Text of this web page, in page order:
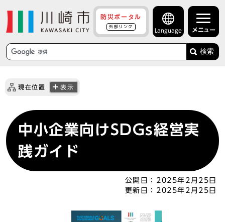
防災ポータル
外部リンク
Language メニュー
検索
現在位置 表示
中小企業向けSDGs経営実
践ガイド
公開日： 2025年2月25日
更新日： 2025年2月25日